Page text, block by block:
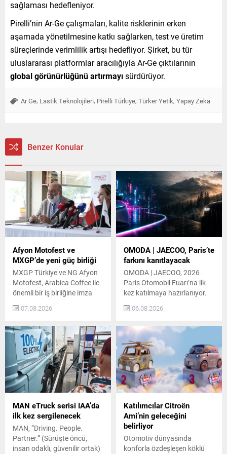
sağlaması hedefleniyor.
Pirelli’nin Ar-Ge çalışmaları, kalite risklerinin erken
aşamada yönetilmesine katkı sağlarken, test ve üretim
süreçlerinde verimlilik artışı hedefliyor. Şirket, bu tür
uluslararası platformlar aracılığıyla Ar-Ge çıktılarının
global görünürlüğünü artırmayısürdürüyor.
Ar Ge, Lastik Teknolojileri, Pirelli Türkiye, Türker Yetik, Yapay Zeka
Benzer Konular
Afyon Motofest ve
MXGP’de yeni güç birliği
MXGP Türkiye ve NG Afyon
Motofest, Arabica Coffee ile
önemli bir iş birliğine imza
attı. Bu iş birliği töreni,
tarafların katılımıyla
organizasyonun önemli
paydaşlarından biri olarak
etkinliğin önde gelen
destekçileri arasında yer
alacak. MXGP Türkiye ve NG
Afyon Motofest’in Önemi
Türkiye’nin uluslararası
alanda en istikrarlı şekilde
düzenlenen...
07.08.2026
OMODA | JAECOO, Paris’te
farkını kanıtlayacak
OMODA | JAECOO, 2026
Paris Otomobil Fuarı’na ilk
kez katılmaya hazırlanıyor.
Markanın Avrupa’daki hızlı
büyümesini yansıtan bu
Fransa’da ilk kez
sergilenecek yeni modeller
otomobil tutkunlarıyla
buluşacak. OMODA |
JAECOO’nun Paris Otomobil
Fuarı’ndaki Modelleri
OMODA | JAECOO, fuarda
JAECOO 5, JAECOO 7,
OMODA 7 ve OMODA 9...
06.08.2026
MAN eTruck serisi IAA’da
ilk kez sergilenecek
MAN, “Driving. People.
Partner.” (Sürüşte öncü,
insan odaklı, güvenilir ortak)
Katılımcılar Citroën
Ami’nin geleceğini
belirliyor
Otomotiv dünyasında
konforla özdeşleşen köklü